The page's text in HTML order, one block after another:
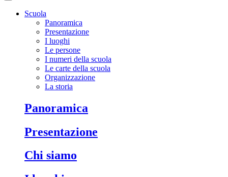
Scuola
Panoramica
Presentazione
I luoghi
Le persone
I numeri della scuola
Le carte della scuola
Organizzazione
La storia
panoramica
presentazione
chi siamo